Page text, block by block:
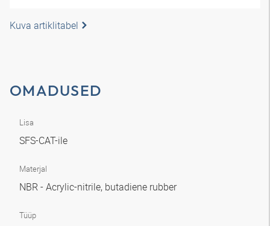
Kuva artiklitabel
OMADUSED
Lisa
SFS-CAT-ile
Materjal
NBR - Acrylic-nitrile, butadiene rubber
Tüüp